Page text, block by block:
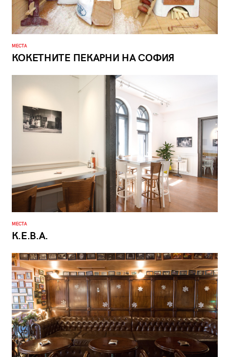
МЕСТА
КОКЕТНИТЕ ПЕКАРНИ НА СОФИЯ
МЕСТА
К.Е.В.А.